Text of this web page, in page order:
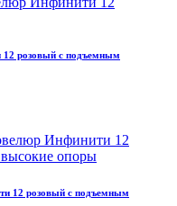
розовый с подъемным
12 розовый с подъемным